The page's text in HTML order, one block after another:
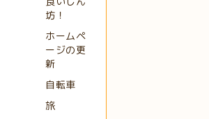
坊！
ホームペ
ージの更
新
自転車
旅